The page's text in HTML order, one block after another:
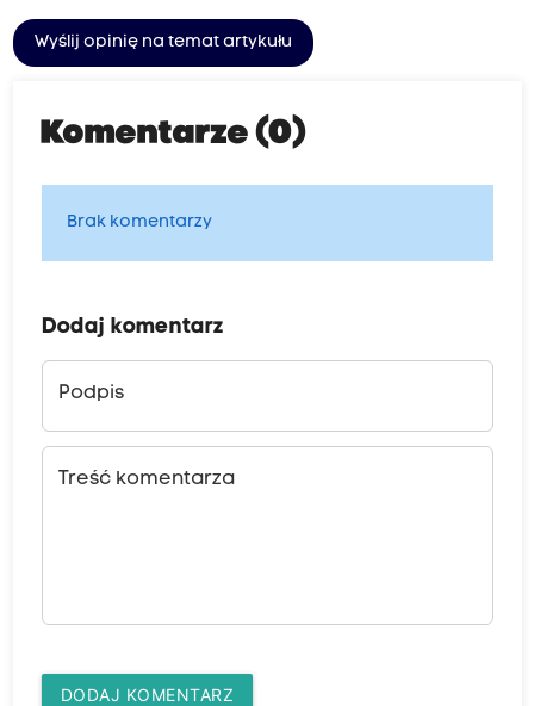
Wyślij opinię na temat artykułu
Komentarze (0)
Brak komentarzy
Dodaj komentarz
Podpis
Treść komentarza
DODAJ KOMENTARZ